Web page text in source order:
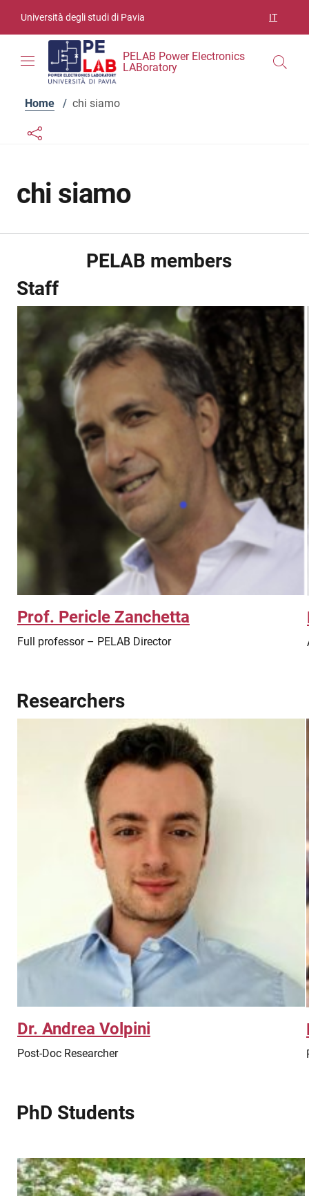
Università degli studi di Pavia IT
PELAB Power Electronics
LABoratory
Home / chi siamo
Links condivisione social
Bottone condivisione social
chi siamo
PELAB members
Staff
Prof. Pericle Zanchetta
Full professor – PELAB Director
Researchers
Dr. Andrea Volpini
Post-Doc Researcher
PhD Students